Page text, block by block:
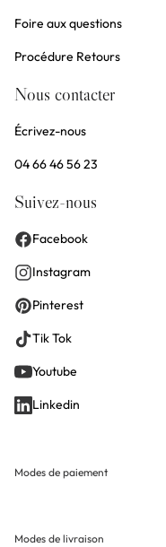
Foire aux questions
Procédure Retours
Nous contacter
Écrivez-nous
04 66 46 56 23
Suivez-nous
Facebook
Instagram
Pinterest
Tik Tok
Youtube
Linkedin
Modes de paiement
Modes de livraison